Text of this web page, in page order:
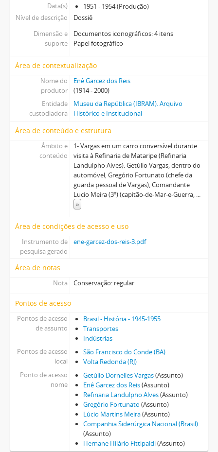
Data(s)
1951 - 1954 (Produção)
Nível de descrição
Dossiê
Dimensão e
suporte
Documentos iconográficos: 4 itens
Papel fotográfico
Área de contextualização
Nome do
produtor
Enê Garcez dos Reis
(1914 - 2000)
Entidade
custodiadora
Museu da República (IBRAM). Arquivo
Histórico e Institucional
Área de conteúdo e estrutura
Âmbito e
conteúdo
1- Vargas em um carro conversível durante
visita à Refinaria de Mataripe (Refinaria
Landulpho Alves). Getúlio Vargas, dentro do
automóvel, Gregório Fortunato (chefe da
guarda pessoal de Vargas), Comandante
Lucio Meira (3º) (capitão-de-Mar-e-Guerra, ...
»
Área de condições de acesso e uso
Instrumento de
pesquisa gerado
ene-garcez-dos-reis-3.pdf
Área de notas
Nota Conservação: regular
Pontos de acesso
Pontos de acesso
de assunto
Brasil - História - 1945-1955
Transportes
Indústrias
Pontos de acesso
local
São Francisco do Conde (BA)
Volta Redonda (RJ)
Ponto de acesso
nome
Getúlio Dornelles Vargas(Assunto)
Enê Garcez dos Reis(Assunto)
Refinaria Landulpho Alves(Assunto)
Gregório Fortunato (Assunto)
Lúcio Martins Meira(Assunto)
Companhia Siderúrgica Nacional (Brasil)
(Assunto)
Hernane Hilário Fittipaldi(Assunto)